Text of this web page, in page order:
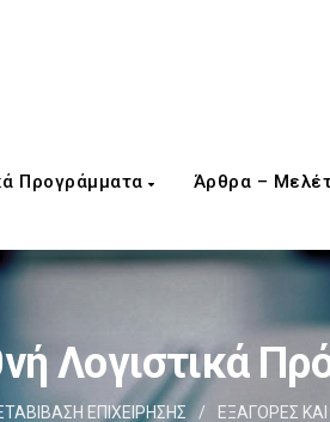
Προγράμματα Άρθρα –
Λογιστικά
ΕΠΙΧΕIΡΗΣΗΣ / EΞΑΓΟΡΕΣ